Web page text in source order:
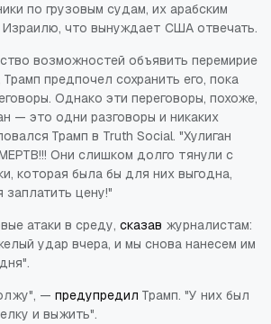
по грузовым судам, их арабским
что вынуждает США отвечать.
возможностей объявить перемирие
предпочел сохранить его, пока
Однако эти переговоры, похоже,
— это одни разговоры и никаких
Трамп в Truth Social. "Хулиган
Они слишком долго тянули с
которая была бы для них выгодна,
заплатить цену!"
атаки в среду, сказав журналистам:
удар вчера, и мы снова нанесем им
— предупредил Трамп. "У них был
и выжить".